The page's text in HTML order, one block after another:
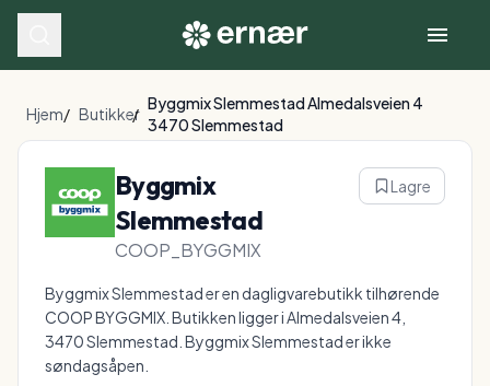
Hjem/ Butikker
/
Byggmix Slemmestad Almedalsveien 4
3470 Slemmestad
Byggmix
Slemmestad
Lagre
COOP_BYGGMIX
Byggmix Slemmestad er en dagligvarebutikk tilhørende
COOP BYGGMIX. Butikken ligger i Almedalsveien 4,
3470 Slemmestad. Byggmix Slemmestad er ikke
søndagsåpen.